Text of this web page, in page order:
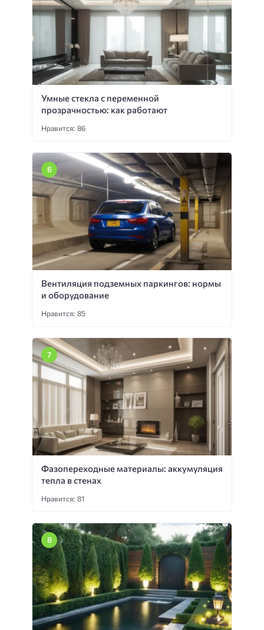
Умные стекла с переменной
прозрачностью: как работают
Нравится: 86
Вентиляция подземных паркингов: нормы
и оборудование
Нравится: 85
Фазопереходные материалы: аккумуляция
тепла в стенах
Нравится: 81